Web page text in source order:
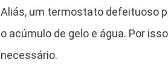
Aliás, um termostato defeituoso
o acúmulo de gelo e água. Por
necessário.